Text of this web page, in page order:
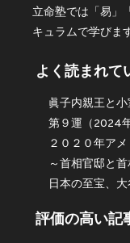
立命塾では「易」
キュラムで学びま
よく読まれて
眞子内親王と
第９運（2024
２０２０年ア
～首相官邸と
日本の至宝、
評価の高い記